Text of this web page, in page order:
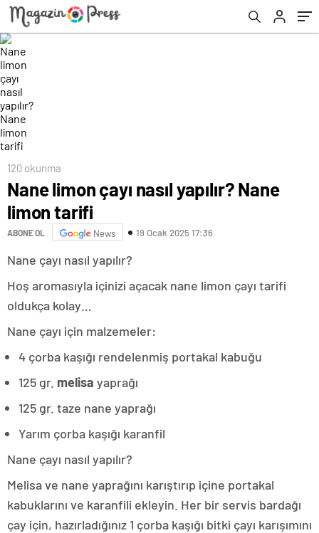
120 okunma
Nane limon çayı nasıl yapılır? Nane
limon tarifi
ABONE OL News 19 Ocak 2025 17:36
Nane çayı nasıl yapılır?
Hoş aromasıyla içinizi açacak nane limon çayı tarifi
oldukça kolay…
Nane çayı için malzemeler:
4 çorba kaşığı rendelenmiş portakal kabuğu
125 gr. melisa yaprağı
125 gr. taze nane yaprağı
Yarım çorba kaşığı karanfil
Nane çayı nasıl yapılır?
Melisa ve nane yaprağını karıştırıp içine portakal
kabuklarını ve karanfili ekleyin. Her bir servis bardağı
çay için, hazırladığınız 1 çorba kaşığı bitki çayı karışımını